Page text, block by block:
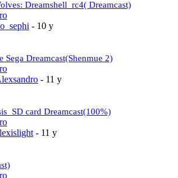
Dreamshell_rc4( Dreamcast)
- 10 y
Sega Dreamcast(Shenmue 2)
- 11 y
card Dreamcast(100%)
- 11 y